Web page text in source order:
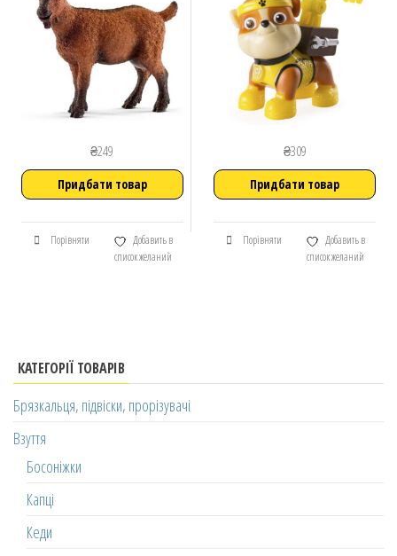
₴249
Придбати товар
Порівняти
Добавить в
список желаний
₴309
Придбати товар
Порівняти
Добавить в
список желаний
КАТЕГОРІЇ ТОВАРІВ
Брязкальця, підвіски, прорізувачі
Взуття
Босоніжки
Капці
Кеди